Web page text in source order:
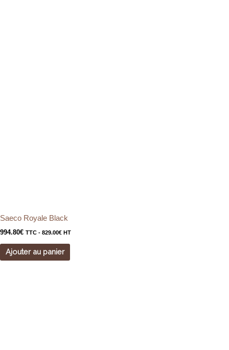
Saeco Royale Black
994.80€ TTC - 829.00€ HT
Ajouter au panier